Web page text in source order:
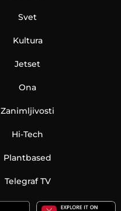
Svet
Kultura
Jetset
Ona
Zanimljivosti
Hi-Tech
Plantbased
Telegraf TV